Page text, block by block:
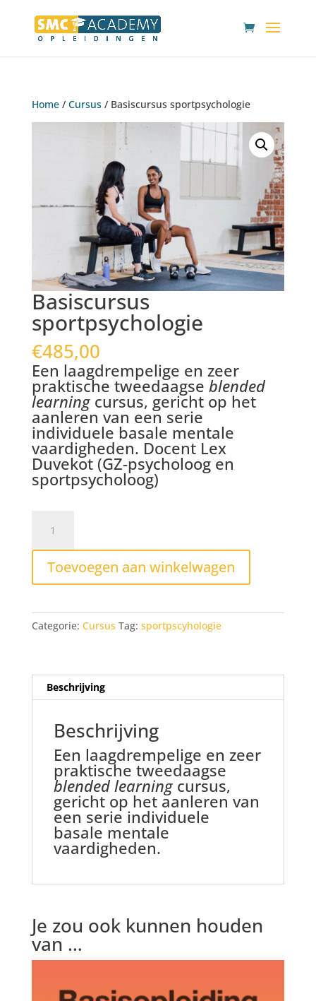
Home/ Cursus/ Basiscursus sportpsychologie
Basiscursus
sportpsychologie
€485,00
Een laagdrempelige en zeer
praktische tweedaagse blended
learningcursus, gericht op het
aanleren van een serie
individuele basale mentale
vaardigheden. Docent Lex
Duvekot (GZ-psycholoog en
sportpsycholoog)
sportpsychologie
aantal
Toevoegen aan winkelwagen
Categorie: Cursus Tag: sportpscyhologie
Beschrijving
Beschrijving
Een laagdrempelige en zeer
praktische tweedaagse
blended learningcursus,
gericht op het aanleren van
een serie individuele
basale mentale
vaardigheden.
Je zou ook kunnen houden
van …